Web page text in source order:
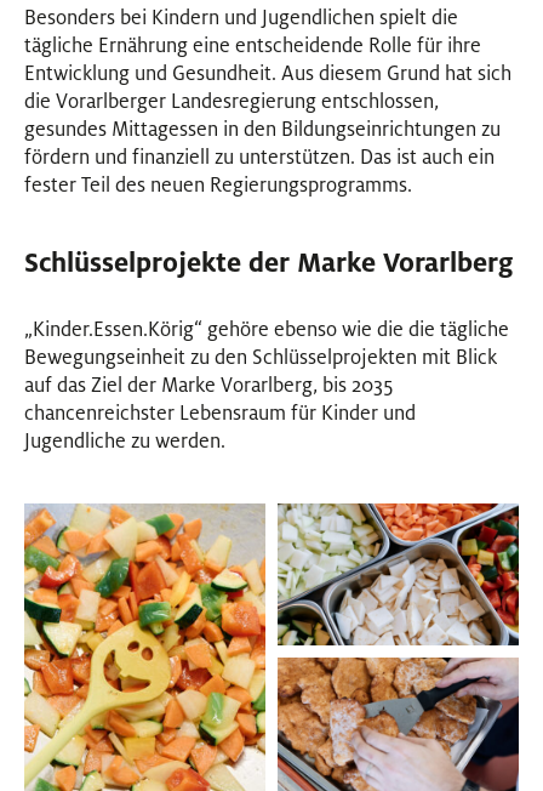
Besonders bei Kindern und Jugendlichen spielt die
tägliche Ernährung eine entscheidende Rolle für ihre
Entwicklung und Gesundheit. Aus diesem Grund hat sich
die Vorarlberger Landesregierung entschlossen,
gesundes Mittagessen in den Bildungseinrichtungen zu
fördern und finanziell zu unterstützen. Das ist auch ein
fester Teil des neuen Regierungsprogramms.
Schlüsselprojekte der Marke Vorarlberg
„Kinder.Essen.Körig“ gehöre ebenso wie die die tägliche
Bewegungseinheit zu den Schlüsselprojekten mit Blick
auf das Ziel der Marke Vorarlberg, bis 2035
chancenreichster Lebensraum für Kinder und
Jugendliche zu werden.